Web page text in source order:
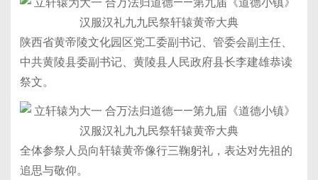
陕西省黄帝陵文化园区党工委副书记、管委会副主任、
中共黄陵县委副书记、黄陵县人民政府县长李建雄恭读
祭文。
全体参祭人员向轩辕黄帝像行三鞠躬礼，表达对先祖的
追思与敬仰。